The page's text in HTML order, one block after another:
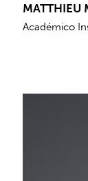
MATTHIEU
Académico